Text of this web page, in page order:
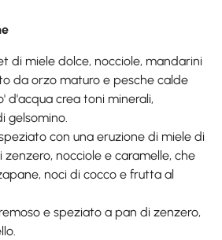
di miele dolce, nocciole, mandarini
da orzo maturo e pesche calde
d'acqua crea toni minerali,
gelsomino.
con una eruzione di miele di
nocciole e caramelle, che
noci di cocco e frutta al
e speziato a pan di zenzero,